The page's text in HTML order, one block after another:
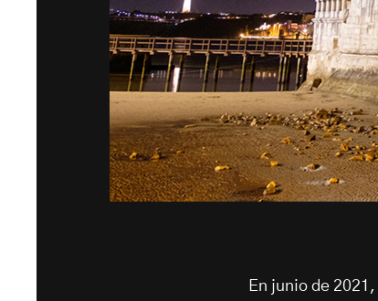
En junio de